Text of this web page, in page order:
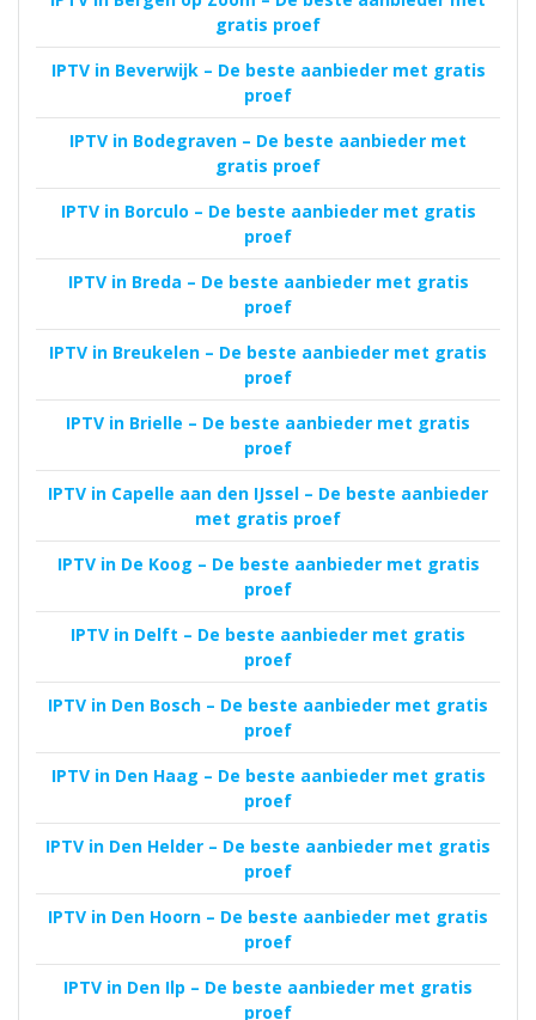
gratis proef
IPTV in Beverwijk – De beste aanbieder met gratis
proef
IPTV in Bodegraven – De beste aanbieder met
gratis proef
IPTV in Borculo – De beste aanbieder met gratis
proef
IPTV in Breda – De beste aanbieder met gratis
proef
IPTV in Breukelen – De beste aanbieder met gratis
proef
IPTV in Brielle – De beste aanbieder met gratis
proef
IPTV in Capelle aan den IJssel – De beste aanbieder
met gratis proef
IPTV in De Koog – De beste aanbieder met gratis
proef
IPTV in Delft – De beste aanbieder met gratis
proef
IPTV in Den Bosch – De beste aanbieder met gratis
proef
IPTV in Den Haag – De beste aanbieder met gratis
proef
IPTV in Den Helder – De beste aanbieder met gratis
proef
IPTV in Den Hoorn – De beste aanbieder met gratis
proef
IPTV in Den Ilp – De beste aanbieder met gratis
proef